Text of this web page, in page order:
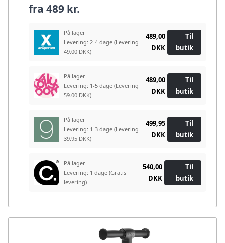
fra 489 kr.
På lager
Levering: 2-4 dage (Levering
49.00 DKK)
489,00
DKK
Til
butik
På lager
Levering: 1-5 dage (Levering
59.00 DKK)
489,00
DKK
Til
butik
På lager
Levering: 1-3 dage (Levering
39.95 DKK)
499,95
DKK
Til
butik
På lager
Levering: 1 dage (Gratis
levering)
540,00
DKK
Til
butik